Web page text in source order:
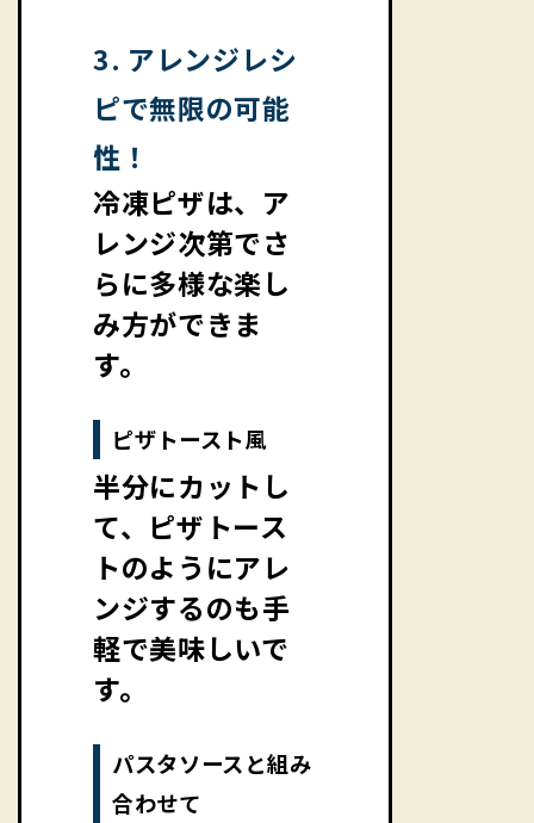
3. アレンジレシ
ピで無限の可能
性！
冷凍ピザは、ア
レンジ次第でさ
らに多様な楽し
み方ができま
す。
ピザトースト風
半分にカットし
て、ピザトース
トのようにアレ
ンジするのも手
軽で美味しいで
す。
パスタソースと組み
合わせて